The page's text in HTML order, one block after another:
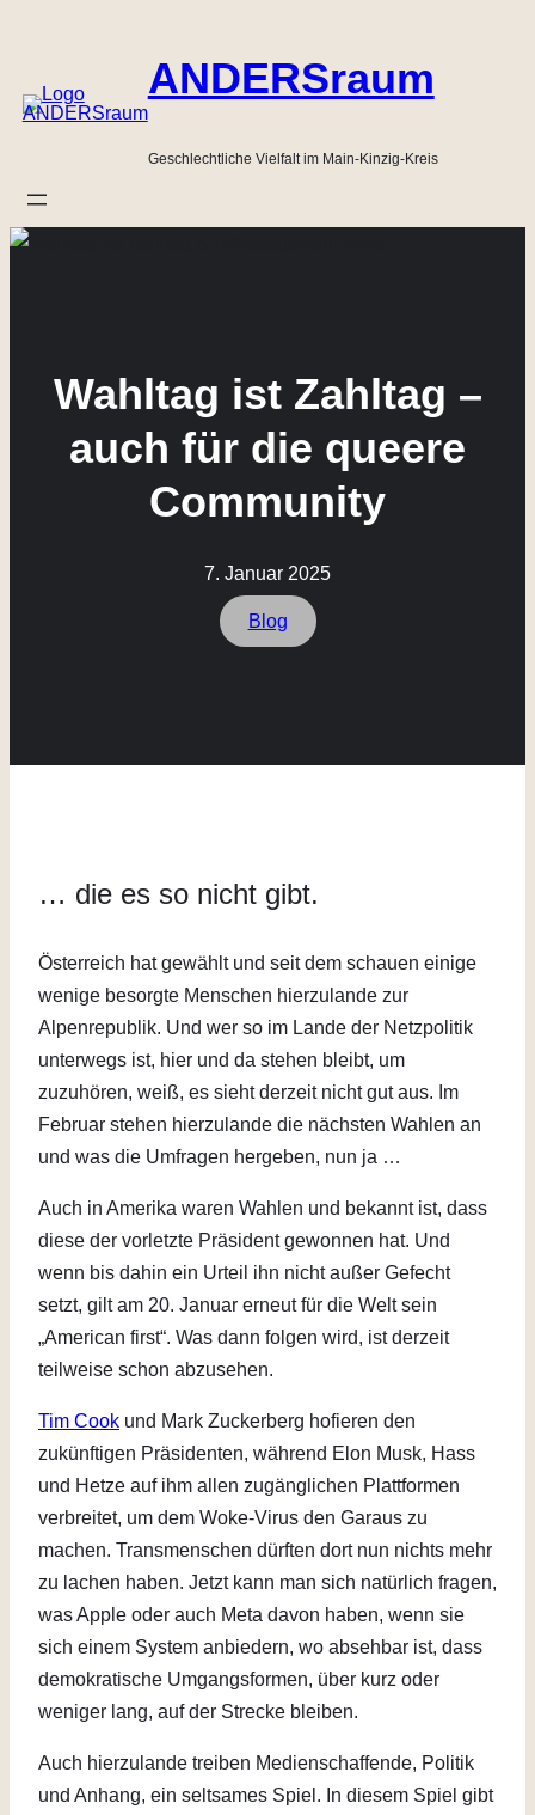
springen
ANDERSraum
Geschlechtliche Vielfalt im Main-Kinzig-Kreis
Wahltag ist Zahltag –
auch für die queere
Community
7. Januar 2025
Blog
… die es so nicht gibt.
Österreich hat gewählt und seit dem schauen einige
wenige besorgte Menschen hierzulande zur
Alpenrepublik. Und wer so im Lande der Netzpolitik
unterwegs ist, hier und da stehen bleibt, um
zuzuhören, weiß, es sieht derzeit nicht gut aus. Im
Februar stehen hierzulande die nächsten Wahlen an
und was die Umfragen hergeben, nun ja …
Auch in Amerika waren Wahlen und bekannt ist, dass
diese der vorletzte Präsident gewonnen hat. Und
wenn bis dahin ein Urteil ihn nicht außer Gefecht
setzt, gilt am 20. Januar erneut für die Welt sein
„American first“. Was dann folgen wird, ist derzeit
teilweise schon abzusehen.
Tim Cook und Mark Zuckerberg hofieren den
zukünftigen Präsidenten, während Elon Musk, Hass
und Hetze auf ihm allen zugänglichen Plattformen
verbreitet, um dem Woke-Virus den Garaus zu
machen. Transmenschen dürften dort nun nichts mehr
zu lachen haben. Jetzt kann man sich natürlich fragen,
was Apple oder auch Meta davon haben, wenn sie
sich einem System anbiedern, wo absehbar ist, dass
demokratische Umgangsformen, über kurz oder
weniger lang, auf der Strecke bleiben.
Auch hierzulande treiben Medienschaffende, Politik
und Anhang, ein seltsames Spiel. In diesem Spiel gibt